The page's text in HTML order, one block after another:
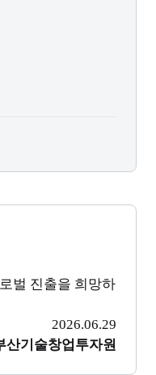
벌 진출을 희망하
2026.06.29
산기술창업투자원